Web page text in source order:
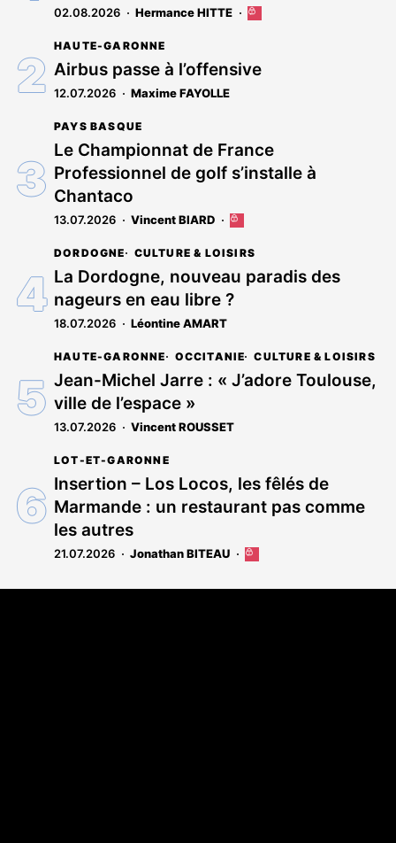
02.08.2026 Hermance HITTE
Cet
réservé
aux
HAUTE-GARONNE
Airbus passe à l’offensive
12.07.2026 Maxime FAYOLLE
PAYS BASQUE
Le Championnat de France
Professionnel de golf s’installe à
Chantaco
13.07.2026 Vincent BIARD
Cet
est
réservé
aux
abonnés
DORDOGNE CULTURE & LOISIRS
La Dordogne, nouveau paradis des
nageurs en eau libre ?
18.07.2026 Léontine AMART
HAUTE-GARONNE OCCITANIE CULTURE & LOISIRS
Jean-Michel Jarre : « J’adore Toulouse,
ville de l’espace »
13.07.2026 Vincent ROUSSET
LOT-ET-GARONNE
Insertion – Los Locos, les fêlés de
Marmande : un restaurant pas comme
les autres
21.07.2026 Jonathan BITEAU
Cet
est